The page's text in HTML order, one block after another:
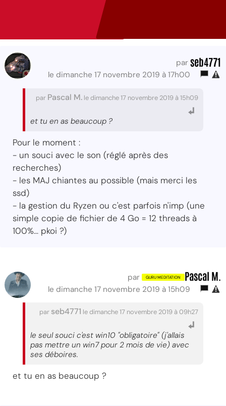
par seb4771
le dimanche 17 novembre 2019 à 17h00
par Pascal M. le dimanche 17 novembre 2019 à 15h09
et tu en as beaucoup ?
Pour le moment :
- un souci avec le son (réglé après des
recherches)
- les MAJ chiantes au possible (mais merci les
ssd)
- la gestion du Ryzen ou c'est parfois n'imp (une
simple copie de fichier de 4 Go = 12 threads à
100%... pkoi ?)
par Pascal M.
le dimanche 17 novembre 2019 à 15h09
par seb4771 le dimanche 17 novembre 2019 à 09h27
le seul souci c'est win10 "obligatoire" (j'allais
pas mettre un win7 pour 2 mois de vie) avec
ses déboires.
et tu en as beaucoup ?